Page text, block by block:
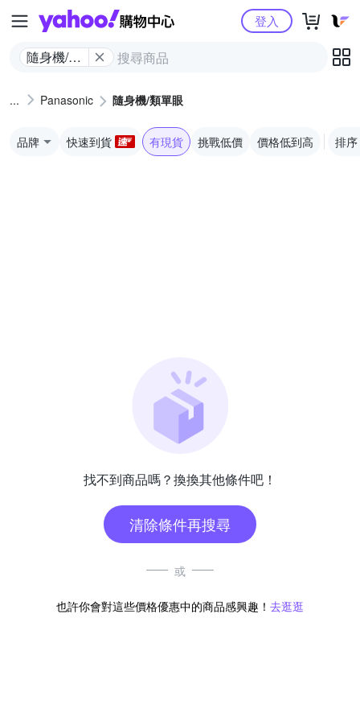
Yahoo購物中心
隨身機/類
登入
Panasonic 隨身機/類單眼
品牌 快速到貨 有現貨 挑戰低價 價格低到高 排序
找不到商品嗎？換換其他條件吧！
清除條件再搜尋
或
也許你會對這些價格優惠中的商品感興趣！ 去逛逛